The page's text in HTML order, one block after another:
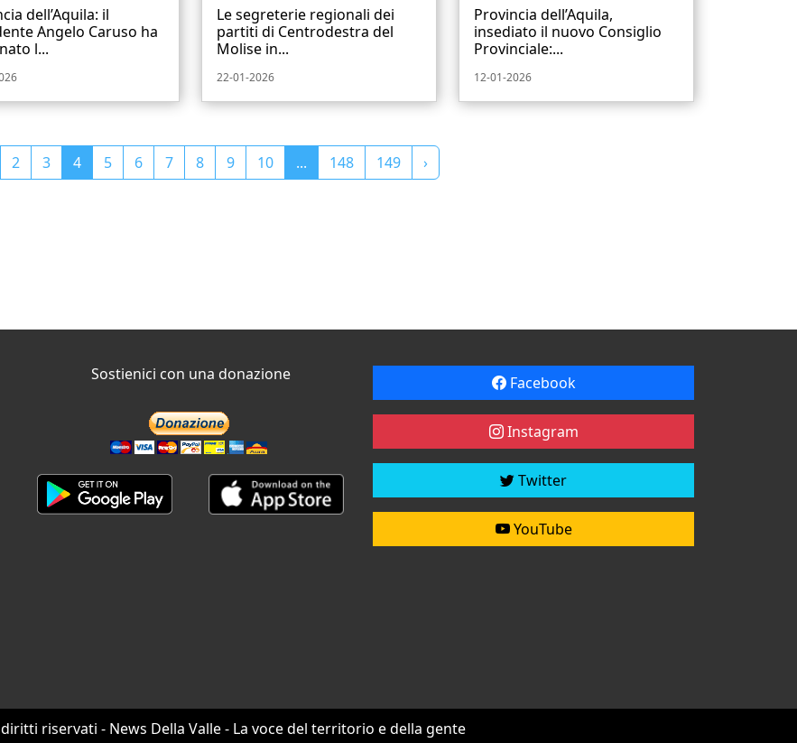
dell’Aquila: il
Angelo Caruso ha
l...
Le segreterie regionali dei
partiti di Centrodestra del
Molise in...
22-01-2026
Provincia dell’Aquila,
insediato il nuovo Consiglio
Provinciale:...
12-01-2026
2 3 4 5 6 7 8 9 10 ... 148 149 ›
Sostienici con una donazione Facebook
Instagram
Twitter
YouTube
riservati - News Della Valle - La voce del territorio e della gente